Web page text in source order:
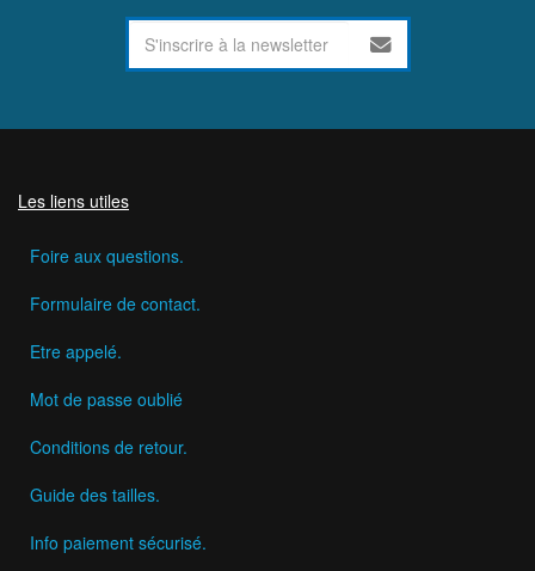
Les liens utiles
Foire aux questions.
Formulaire de contact.
Etre appelé.
Mot de passe oublié
Conditions de retour.
Guide des tailles.
Info paiement sécurisé.